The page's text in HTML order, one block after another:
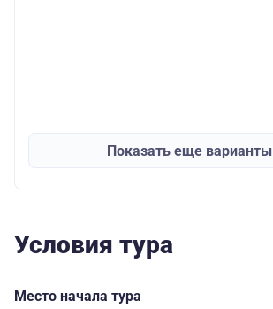
Показать еще варианты
Условия тура
Место начала тура